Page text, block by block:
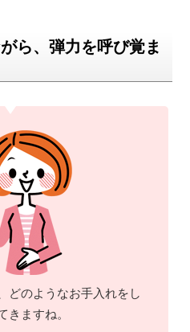
ら、弾力を呼び覚ま
どのようなお手入れをし
きますね。